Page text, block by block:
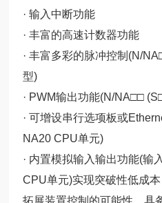
· 输入中断功能
· 丰富的高速计数器功能
· 丰富多彩的脉冲控制(N/
型)
· PWM输出功能(N/NA□□
· 可增设串行选项板或
NA20 CPU单元)
· 内置模拟输入输出功能(输
CPU单元)实现突破性低成本
拓展装置控制的可能性，具